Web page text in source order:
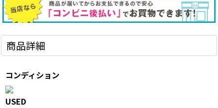
商品詳細
コンディション
USED